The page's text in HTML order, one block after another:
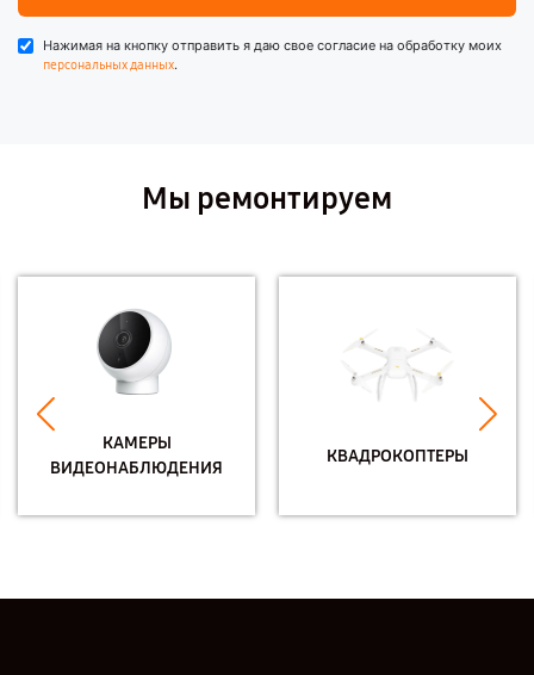
Нажимая на кнопку отправить я даю свое согласие на обработку моих
персональных данных.
Мы ремонтируем
КАМЕРЫ
ВИДЕОНАБЛЮДЕНИЯ
КВАДРОКОПТЕРЫ